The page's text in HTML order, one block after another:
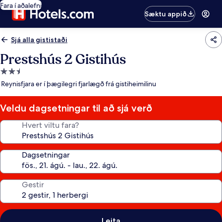
Fara í aðalefni
Sæktu appið
Sjá alla gististaði
Prestshús 2 Gistihús
2.5
stjörnu
Reynisfjara er í þægilegri fjarlægð frá gistiheimilinu
Veldu dagsetningar til að sjá verð
Hvert viltu fara?
Dagsetningar
Gestir